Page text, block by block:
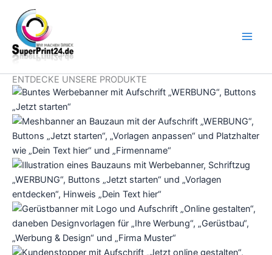
Inhalt
springen
ENTDECKE UNSERE PRODUKTE